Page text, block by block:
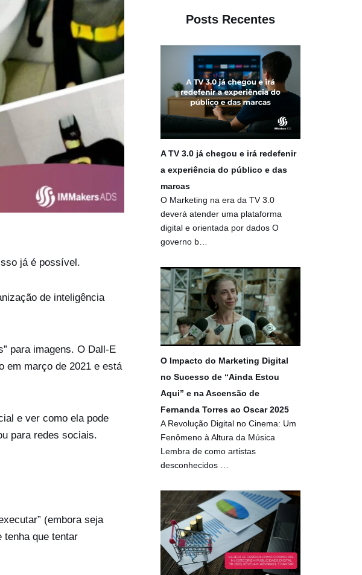
já é possível.
de inteligência
para imagens. O Dall-E
em março de 2021 e está
e ver como ela pode
para redes sociais.
(embora seja
tenha que tentar
Posts Recentes
A TV 3.0 já chegou e irá redefenir
a experiência do público e das
marcas
O Marketing na era da TV 3.0
deverá atender uma plataforma
digital e orientada por dados O
governo b…
O Impacto do Marketing Digital
no Sucesso de “Ainda Estou
Aqui” e na Ascensão de
Fernanda Torres ao Oscar 2025
A Revolução Digital no Cinema: Um
Fenômeno à Altura da Música
Lembra de como artistas
desconhecidos …